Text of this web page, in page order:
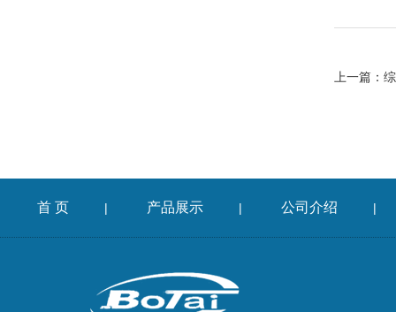
上一篇：
首 页 | 产品展示 | 公司介绍 |